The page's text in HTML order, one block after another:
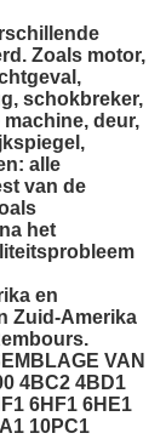
Zoals motor,
schokbreker,
deur,
alle
van de
het
en
Zuid-Amerika
VAN
4BC2 4BD1
6HF1 6HE1
10PC1